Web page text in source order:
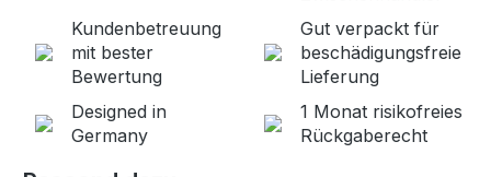
Kundenbetreuung
mit bester
Bewertung
Gut verpackt für
beschädigungsfreie
Lieferung
Designed in
Germany
1 Monat risikofreies
Rückgaberecht